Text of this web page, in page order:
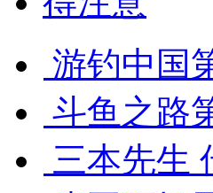
游钓中国
斗鱼之路
三本先生